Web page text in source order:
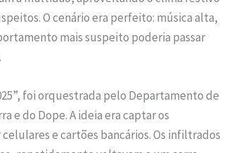
O cenário era perfeito: música alta,
mais suspeito poderia passar
.
foi orquestrada pelo Departamento de
e do Dope. A ideia era captar os
e cartões bancários. Os infiltrados